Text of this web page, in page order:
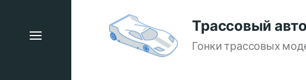
Трассовый
Гонки трассовых